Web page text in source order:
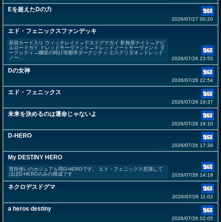
Eを超えたDの力
2026/07/27 00:20
エド・フェニックスファンデッキ
新規カード入り ウィッチレイド→デスドグマガイ 影無茶ナイト→デビ
ルロードガイ ドレッドサーヴァント→ドレッドノートサーヴァント ダ
ークシティ→幽獄の時計塔都市ダークシティ エスクリダオ→ドレッド
ノー...
2026/07/26 23:55
Dの女神
2026/07/26 22:54
エド・フェニックス
2026/07/26 19:37
未来を決めるのは運命じゃないよ
2026/07/26 19:10
D-HERO
2026/07/26 17:39
My DESTINY HERO
普段使いのカジュアル用D-HEROです。 エド・フェニックス意識して
ほぼD-HEROのみの構成です
2026/07/26 14:18
ネクロデスドグマ
2026/07/26 11:02
a heros destiny
2026/07/26 02:05